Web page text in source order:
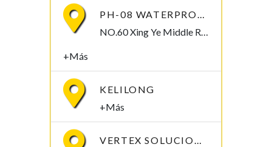
PH-08 WATERPROOF PEN-TYPE SOIL PH METER
NO.60 Xing Ye Middle Road Fuan Fujian China , 355019,
+Más
KELILONG
+Más
VERTEX SOLUCIONES S.L.